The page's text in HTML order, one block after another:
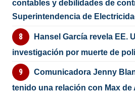
contables y debilidades de
Superintendencia de
Hansel García revela EE.
investigación por muerte de
Comunicadora Jenny
tenido una relación con Max